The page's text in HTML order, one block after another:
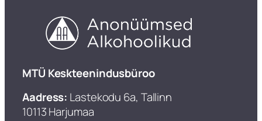
​MTÜ Keskteenindusbüroo
Aadress: Lastekodu 6a, Tallinn
10113 Harjumaa